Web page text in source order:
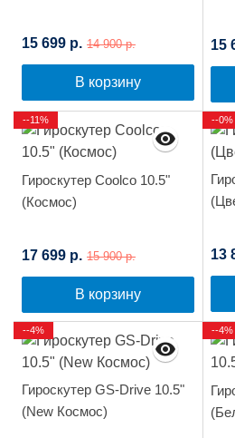
15 699 р. 14 900 р.
В корзину
15
Гироскутер Coolco 10.5"
(Космос)
17 699 р. 15 900 р.
В корзину
--11%
13
--0%
Гироскутер GS-Drive 10.5"
(New Космос)
--4% --4%